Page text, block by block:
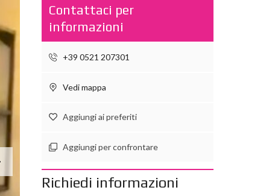
Contattaci per
informazioni
+39 0521 207301
Vedi mappa
Aggiungi ai preferiti
Aggiungi per confrontare
Richiedi informazioni